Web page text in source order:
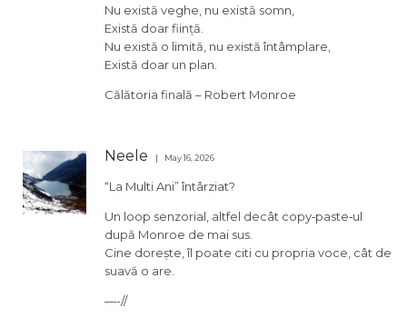
Nu există veghe, nu există somn,
Există doar ființă.
Nu există o limită, nu există întâmplare,
Există doar un plan.
Călătoria finală – Robert Monroe
Neele May 16, 2026
“La Multi Ani” întârziat?
Un loop senzorial, altfel decât copy‑paste‑ul
după Monroe de mai sus.
Cine dorește, îl poate citi cu propria voce, cât de
suavă o are.
—-//